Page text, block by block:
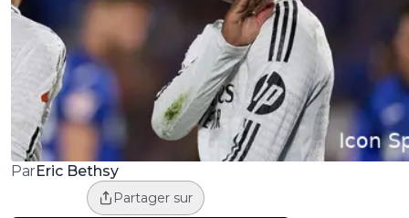
ParEric Bethsy
Partager sur